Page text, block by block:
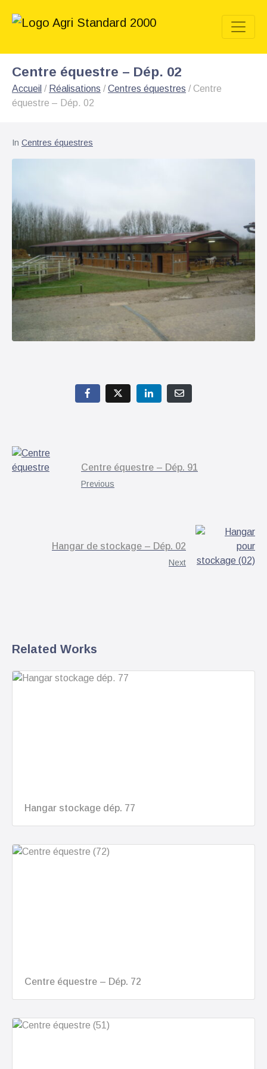
Centre équestre – Dép. 02
Accueil / Réalisations /Centres équestres /Centre
équestre – Dép. 02
In Centres équestres
Centre équestre – Dép. 91
Previous
Hangar de stockage – Dép. 02
Next
Related Works
Hangar stockage dép. 77
Centre équestre – Dép. 72